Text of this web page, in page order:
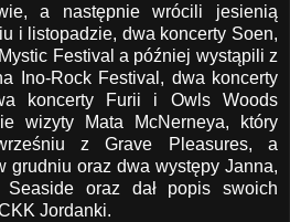
a następnie wrócili jesienią
i listopadzie, dwa koncerty Soen,
Festival a później wystąpili z
Ino-Rock Festival, dwa koncerty
koncerty Furii i Owls Woods
wizyty Mata McNerneya, który
z Grave Pleasures, a
grudniu oraz dwa występy Janna,
Seaside oraz dał popis swoich
Jordanki.